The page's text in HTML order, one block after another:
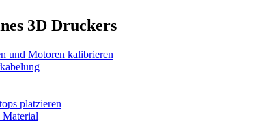
3D Druckers
und Motoren kalibrieren
platzieren
Material